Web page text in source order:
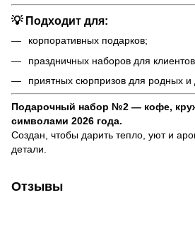
💡 Подходит для:
корпоративных подарков;
праздничных наборов для
приятных сюрпризов для родных и
Подарочный набор №2 — кофе,
символами 2026 года.
Создан, чтобы дарить тепло, уют и
детали.
Отзывы